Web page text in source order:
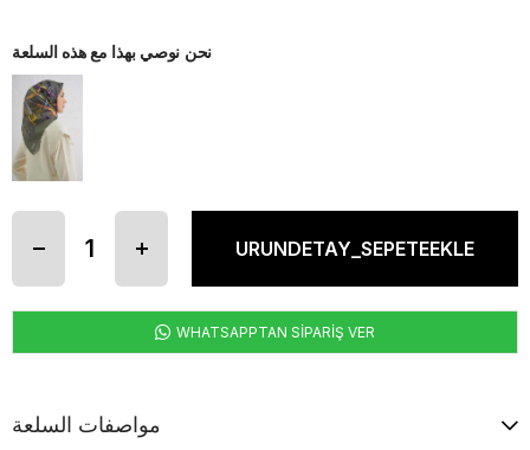
نحن نوصي بهذا مع هذه السلعة
WHATSAPPTAN SİPARİŞ VER
مواصفات السلعة